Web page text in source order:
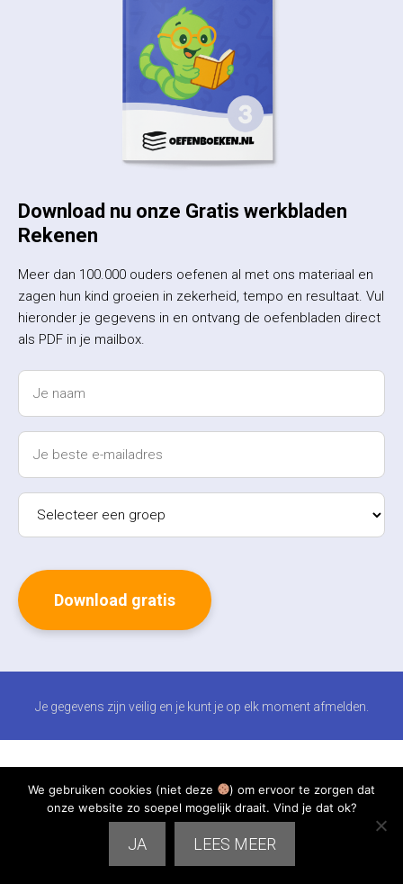
Download nu onze Gratis werkbladen
Rekenen
Meer dan 100.000 ouders oefenen al met ons materiaal en
zagen hun kind groeien in zekerheid, tempo en resultaat. Vul
hieronder je gegevens in en ontvang de oefenbladen direct
als PDF in je mailbox.
Je gegevens zijn veilig en je kunt je op elk moment afmelden.
Gerelateerde blogs
We gebruiken cookies (niet deze
) om ervoor te zorgen dat
onze website zo soepel mogelijk draait. Vind je dat ok?
JA LEES MEER